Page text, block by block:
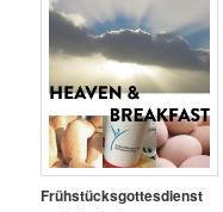
Frühstücksgottesdienst